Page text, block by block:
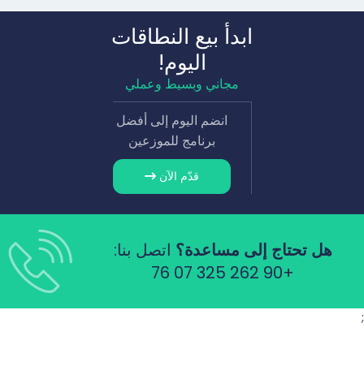
ابدأ بيع النطاقات
اليوم!
مجاني وبسيط وعملي
انضم اليوم إلى أفضل
برنامج للموزعين
قدّم الآن
هل تحتاج إلى مساعدة؟ اتصل بنا:
+90 262 325 07 76
;